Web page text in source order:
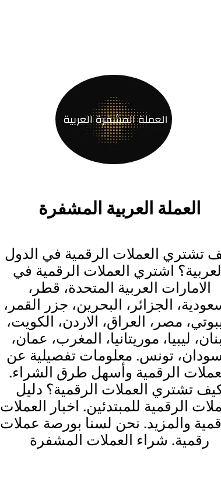
العملة العربية المشفرة
تشتري العملات الرقمية في الدول
العربية؟ اشتري العملات الرقمية في
الامارات العربية المتحدة، قطر،
الجزائر، البحرين، جزر القمر،
مصر، العراق، الاردن، الكويت،
ليبيا، موريتانيا، المغرب، عمان،
تونس. معلومات تفصيلية عن
الرقمية وأسهل طرق الشراء.
تشتري العملات الرقمية؟ دليل
الرقمية للمبتدئين. اخبار العملات
والمزيد. نحن لسنا بورصة عملات
رقمية. شراء العملات المشفرة